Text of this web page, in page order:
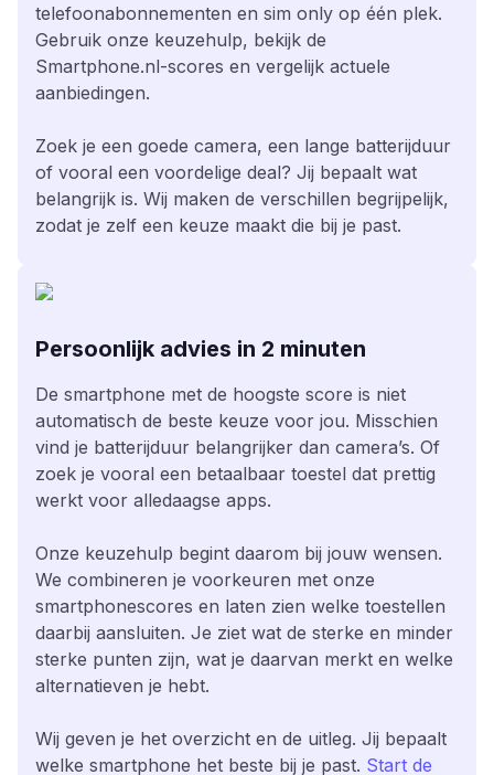
telefoonabonnementen en sim only op één plek.
Gebruik onze keuzehulp, bekijk de
Smartphone.nl-scores en vergelijk actuele
aanbiedingen.
Zoek je een goede camera, een lange batterijduur
of vooral een voordelige deal? Jij bepaalt wat
belangrijk is. Wij maken de verschillen begrijpelijk,
zodat je zelf een keuze maakt die bij je past.
Persoonlijk advies in 2 minuten
De smartphone met de hoogste score is niet
automatisch de beste keuze voor jou. Misschien
vind je batterijduur belangrijker dan camera’s. Of
zoek je vooral een betaalbaar toestel dat prettig
werkt voor alledaagse apps.
Onze keuzehulp begint daarom bij jouw wensen.
We combineren je voorkeuren met onze
smartphonescores en laten zien welke toestellen
daarbij aansluiten. Je ziet wat de sterke en minder
sterke punten zijn, wat je daarvan merkt en welke
alternatieven je hebt.
Wij geven je het overzicht en de uitleg. Jij bepaalt
welke smartphone het beste bij je past. Start de